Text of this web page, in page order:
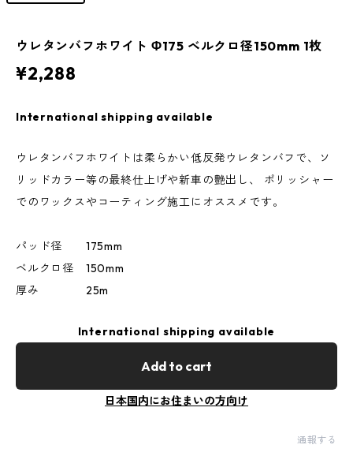
ウレタンバフホワイト Φ175 ベルクロ径150mm 1枚
¥2,288
International shipping available
ウレタンバフホワイトは柔らかい低反発ウレタンバフで、ソ
リッドカラー等の最終仕上げや新車の艶出し、 ポリッシャー
でのワックスやコーティング施工にオススメです。
パッド径 175mm
ベルクロ径 150mm
厚み 25m
International shipping available
Add to cart
日本国内にお住まいの方向け
通報する